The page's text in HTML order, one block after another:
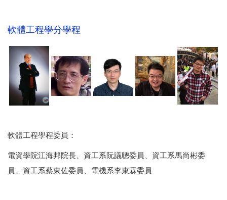
軟體工程學分學程
軟體工程學程委員：
電資學院江海邦院長、資工系阮議聰委員、資工系馬尚彬委
員、資工系蔡東佐委員、電機系李東霖委員